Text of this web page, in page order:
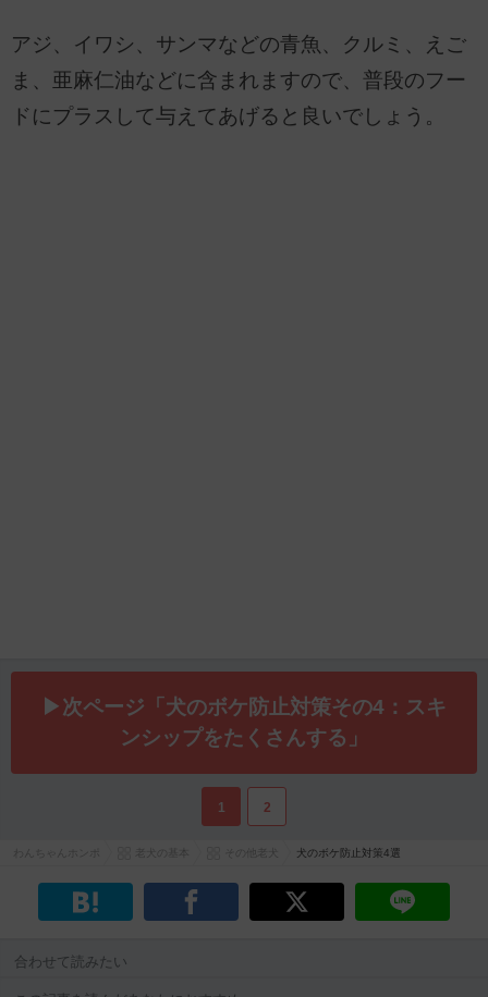
アジ、イワシ、サンマなどの青魚、クルミ、えご
ま、亜麻仁油などに含まれますので、普段のフー
ドにプラスして与えてあげると良いでしょう。
▶次ページ「犬のボケ防止対策その4：スキ
ンシップをたくさんする」
1 2
その他老犬 犬のボケ防止対策4選
合わせて読みたい